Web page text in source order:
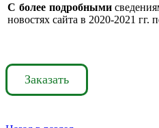
С более подробными
новостях сайта в 2020-2021 гг.
Заказать